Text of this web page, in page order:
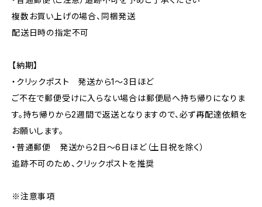
複数お買い上げの場合、同梱発送
配送日時の指定不可
【納期】
・クリックポスト 発送から1〜3日ほど
ご不在で郵便受けに入らない場合は郵便局へ持ち帰りになりま
す。持ち帰りから2週間で返送となりますので、必ず再配達依頼を
お願いします。
・普通郵便 発送から2日〜6日ほど（土日祝を除く）
追跡不可のため、クリックポストを推奨
※注意事項